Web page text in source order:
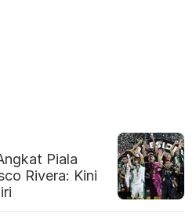
Piala
Rivera: Kini